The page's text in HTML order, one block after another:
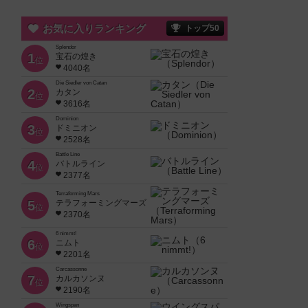
お気に入りランキング トップ50
1位
Splendor
宝石の煌き
4040名
2位
Die Siedler von Catan
カタン
3616名
3位
Dominion
ドミニオン
2528名
4位
Battle Line
バトルライン
2377名
5位
Terraforming Mars
テラフォーミングマーズ
2370名
6位
6 nimmt!
ニムト
2201名
7位
Carcassonne
カルカソンヌ
2190名
Wingspan